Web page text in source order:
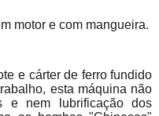
motor e com mangueira.
e cárter de ferro fundido
esta máquina não
e nem lubrificação dos